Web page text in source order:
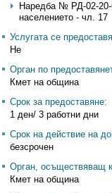
Наредба № РД-02-20-
населението - чл. 17
Услугата се
Не
Орган по
Кмет на община
Срок за предоставяне:
1 ден/ 3 работни дни
Срок на действие на
безсрочен
Орган, осъществяващ
Кмет на община